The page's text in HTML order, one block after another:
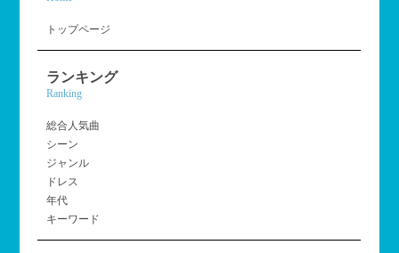
トップページ
ランキング
Ranking
総合人気曲
シーン
ジャンル
ドレス
年代
キーワード